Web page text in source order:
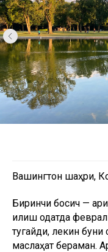
Вашингтон шаҳри,
Биринчи босқич —
қилиш одатда
тугайди, лекин
маслаҳат бераман.